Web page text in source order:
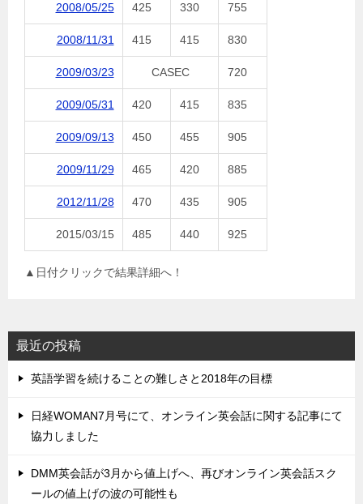
2008/05/25 425 330 755
2008/11/31 415 415 830
2009/03/23 CASEC 720
2009/05/31 420 415 835
2009/09/13 450 455 905
2009/11/29 465 420 885
2012/11/28 470 435 905
2015/03/15 485 440 925
▲日付クリックで結果詳細へ！
最近の投稿
英語学習を続けることの難しさと2018年の目標
日経WOMAN7月号にて、オンライン英会話に関する記事にて
協力しました
DMM英会話が3月から値上げへ、再びオンライン英会話スク
ールの値上げの波の可能性も